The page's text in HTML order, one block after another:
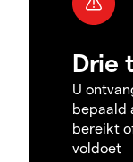
Drie
U
bepaald
bereikt
voldoet